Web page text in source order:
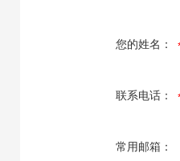
您的姓名：
联系电话：
常用邮箱：